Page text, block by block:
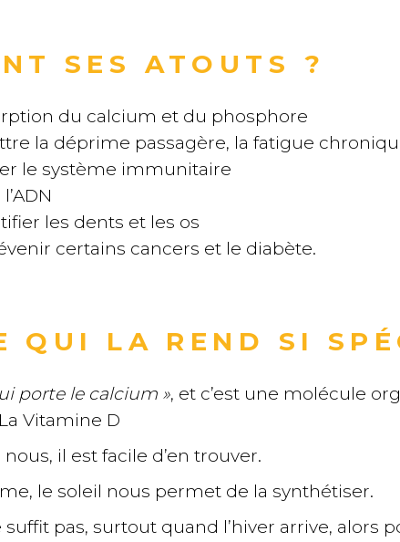
SES ATOUTS ?
du calcium et du phosphore
la déprime passagère, la fatigue
le système immunitaire
les dents et les os
certains cancers et le diabète.
QUI LA REND SI
porte le calcium », et c’est une molécule
Vitamine D
il est facile d’en trouver.
le soleil nous permet de la synthétiser.
suffit pas, surtout quand l’hiver arrive,